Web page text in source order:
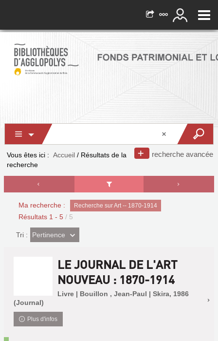
recherche avancée
Vous êtes ici : Accueil / Résultats de la
recherche
Ma recherche : Recherche sur Art -- 1870-1914
Résultats 1 - 5 / 5
Tri : (Effet
imédiat)
Pertinence
LE JOURNAL DE L'ART
NOUVEAU : 1870-1914
Livre | Bouillon , Jean-Paul | Skira, 1986
(Journal)
Plus d'infos